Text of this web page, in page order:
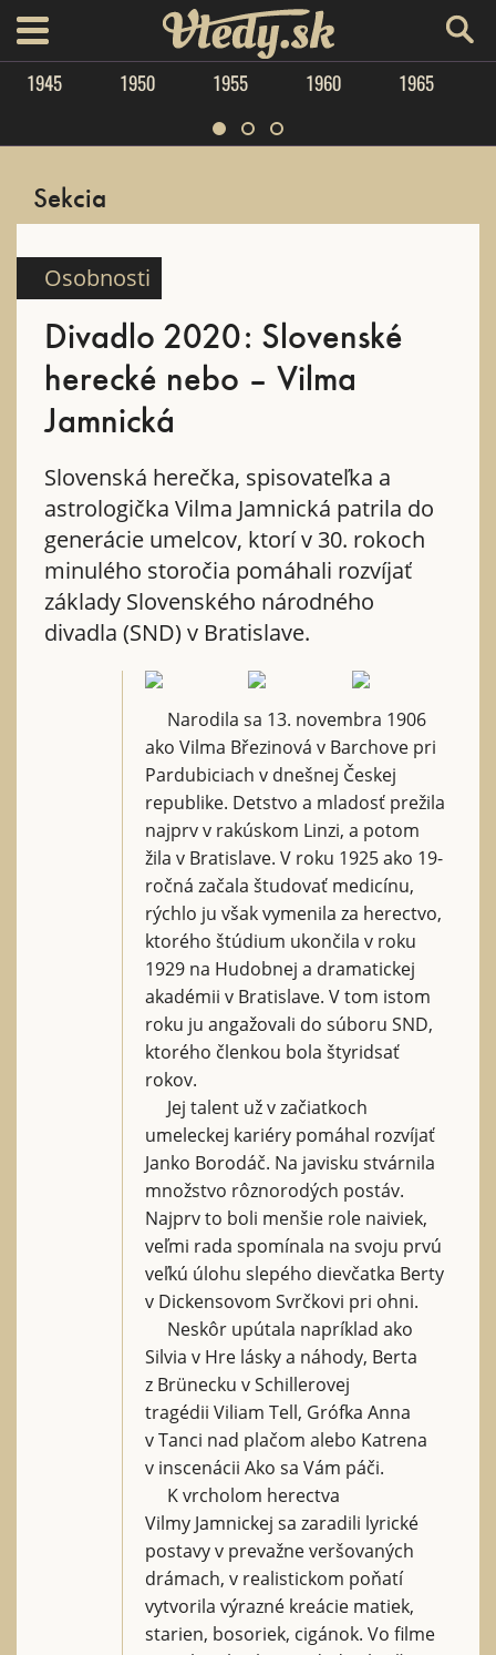
menu Vtedy.sk
1945 1950 1955 1960 1965
Sekcia
Osobnosti
Divadlo 2020: Slovenské
herecké nebo – Vilma
Jamnická
Slovenská herečka, spisovateľka a
astrologička Vilma Jamnická patrila do
generácie umelcov, ktorí v 30. rokoch
minulého storočia pomáhali rozvíjať
základy Slovenského národného
divadla (SND) v Bratislave.
Narodila sa 13. novembra 1906
ako Vilma Březinová v Barchove pri
Pardubiciach v dnešnej Českej
republike. Detstvo a mladosť prežila
najprv v rakúskom Linzi, a potom
žila v Bratislave. V roku 1925 ako 19-
ročná začala študovať medicínu,
rýchlo ju však vymenila za herectvo,
ktorého štúdium ukončila v roku
1929 na Hudobnej a dramatickej
akadémii v Bratislave. V tom istom
roku ju angažovali do súboru SND,
ktorého členkou bola štyridsať
rokov.
Jej talent už v začiatkoch
umeleckej kariéry pomáhal rozvíjať
Janko Borodáč. Na javisku stvárnila
množstvo rôznorodých postáv.
Najprv to boli menšie role naiviek,
veľmi rada spomínala na svoju prvú
veľkú úlohu slepého dievčatka Berty
v Dickensovom Svrčkovi pri ohni.
Neskôr upútala napríklad ako
Silvia v Hre lásky a náhody, Berta
z Brünecku v Schillerovej
tragédii Viliam Tell, Grófka Anna
v Tanci nad plačom alebo Katrena
v inscenácii Ako sa Vám páči.
K vrcholom herectva
Vilmy Jamnickej sa zaradili lyrické
postavy v prevažne veršovaných
drámach, v realistickom poňatí
vytvorila výrazné kreácie matiek,
starien, bosoriek, cigánok. Vo filme